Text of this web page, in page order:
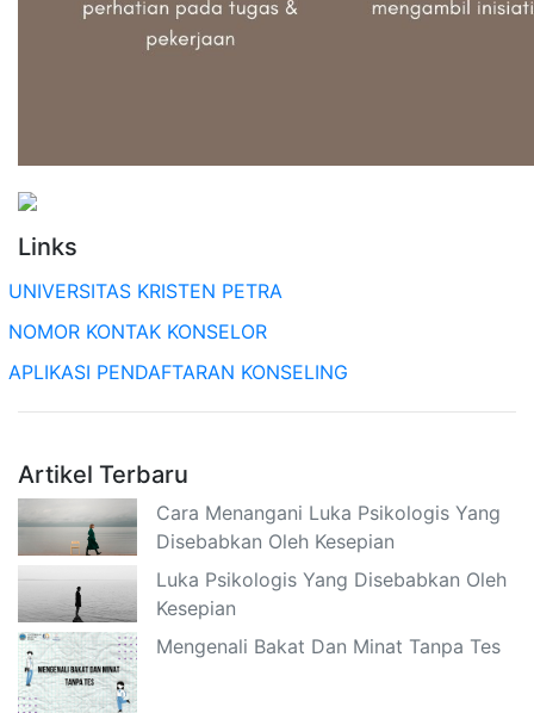
Links
UNIVERSITAS KRISTEN PETRA
NOMOR KONTAK KONSELOR
APLIKASI PENDAFTARAN KONSELING
Artikel Terbaru
Cara Menangani Luka Psikologis Yang
Disebabkan Oleh Kesepian
Luka Psikologis Yang Disebabkan Oleh
Kesepian
Mengenali Bakat Dan Minat Tanpa Tes